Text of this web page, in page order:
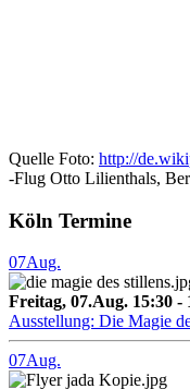
Quelle Foto: http://
-Flug Otto Lilienthals,
Köln Termine
07Aug.
Freitag, 07.Aug. 15:30 -
Ausstellung: Die Magie
07Aug.